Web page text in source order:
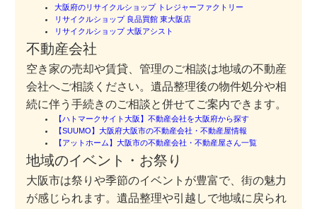
大阪府のリサイクルショップ トレジャーファクトリー
リサイクルショップ 良品買館 東大阪店
リサイクルショップ 大阪アシスト
不動産会社
空き家の売却や賃貸、管理のご相談は地域の不動産
会社へご相談ください。遺品整理後の物件処分や相
続に伴う手続きのご相談と併せてご案内できます。
【ハトマークサイト大阪】不動産会社を大阪府から探す
【SUUMO】大阪府大阪市の不動産会社・不動産屋情報
【アットホーム】大阪市の不動産会社・不動産屋さん一覧
地域のイベント・お祭り
大阪市は祭りや季節のイベントが豊富で、街の魅力
が感じられます。遺品整理や引越しで地域に戻られ